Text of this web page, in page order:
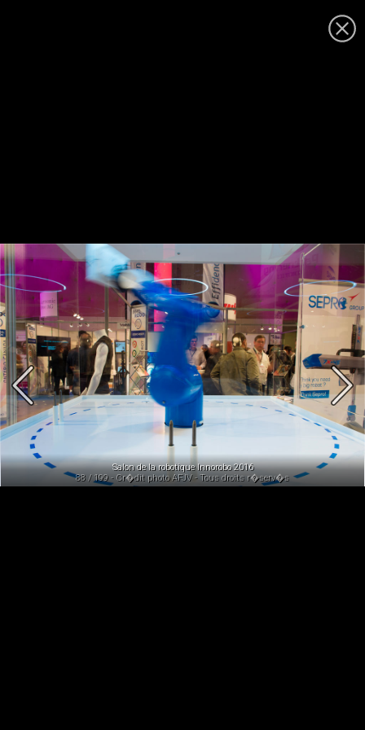
Salon de la robotique Innorobo 2016
88 / 199 - Cr�dit photo AFJV - Tous droits r�serv�s